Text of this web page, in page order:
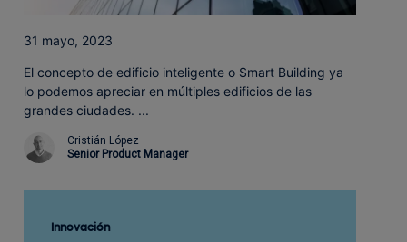
31 mayo, 2023
El concepto de edificio inteligente o Smart Building ya
lo podemos apreciar en múltiples edificios de las
grandes ciudades. ...
Cristián López
Senior Product Manager
Innovación